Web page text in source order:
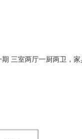
三室两厅一厨两卫，